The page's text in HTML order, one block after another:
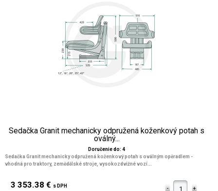
Sedačka Granit mechanicky odpružená koženkový potah s
oválný...
Doručenie do: 4
Sedačka Granit mechanicky odpružená koženkový potah s oválným opěradlem -
vhodná pro traktory, zemědělské stroje, vysokozdvižné vozí...
3 353.38 € s DPH